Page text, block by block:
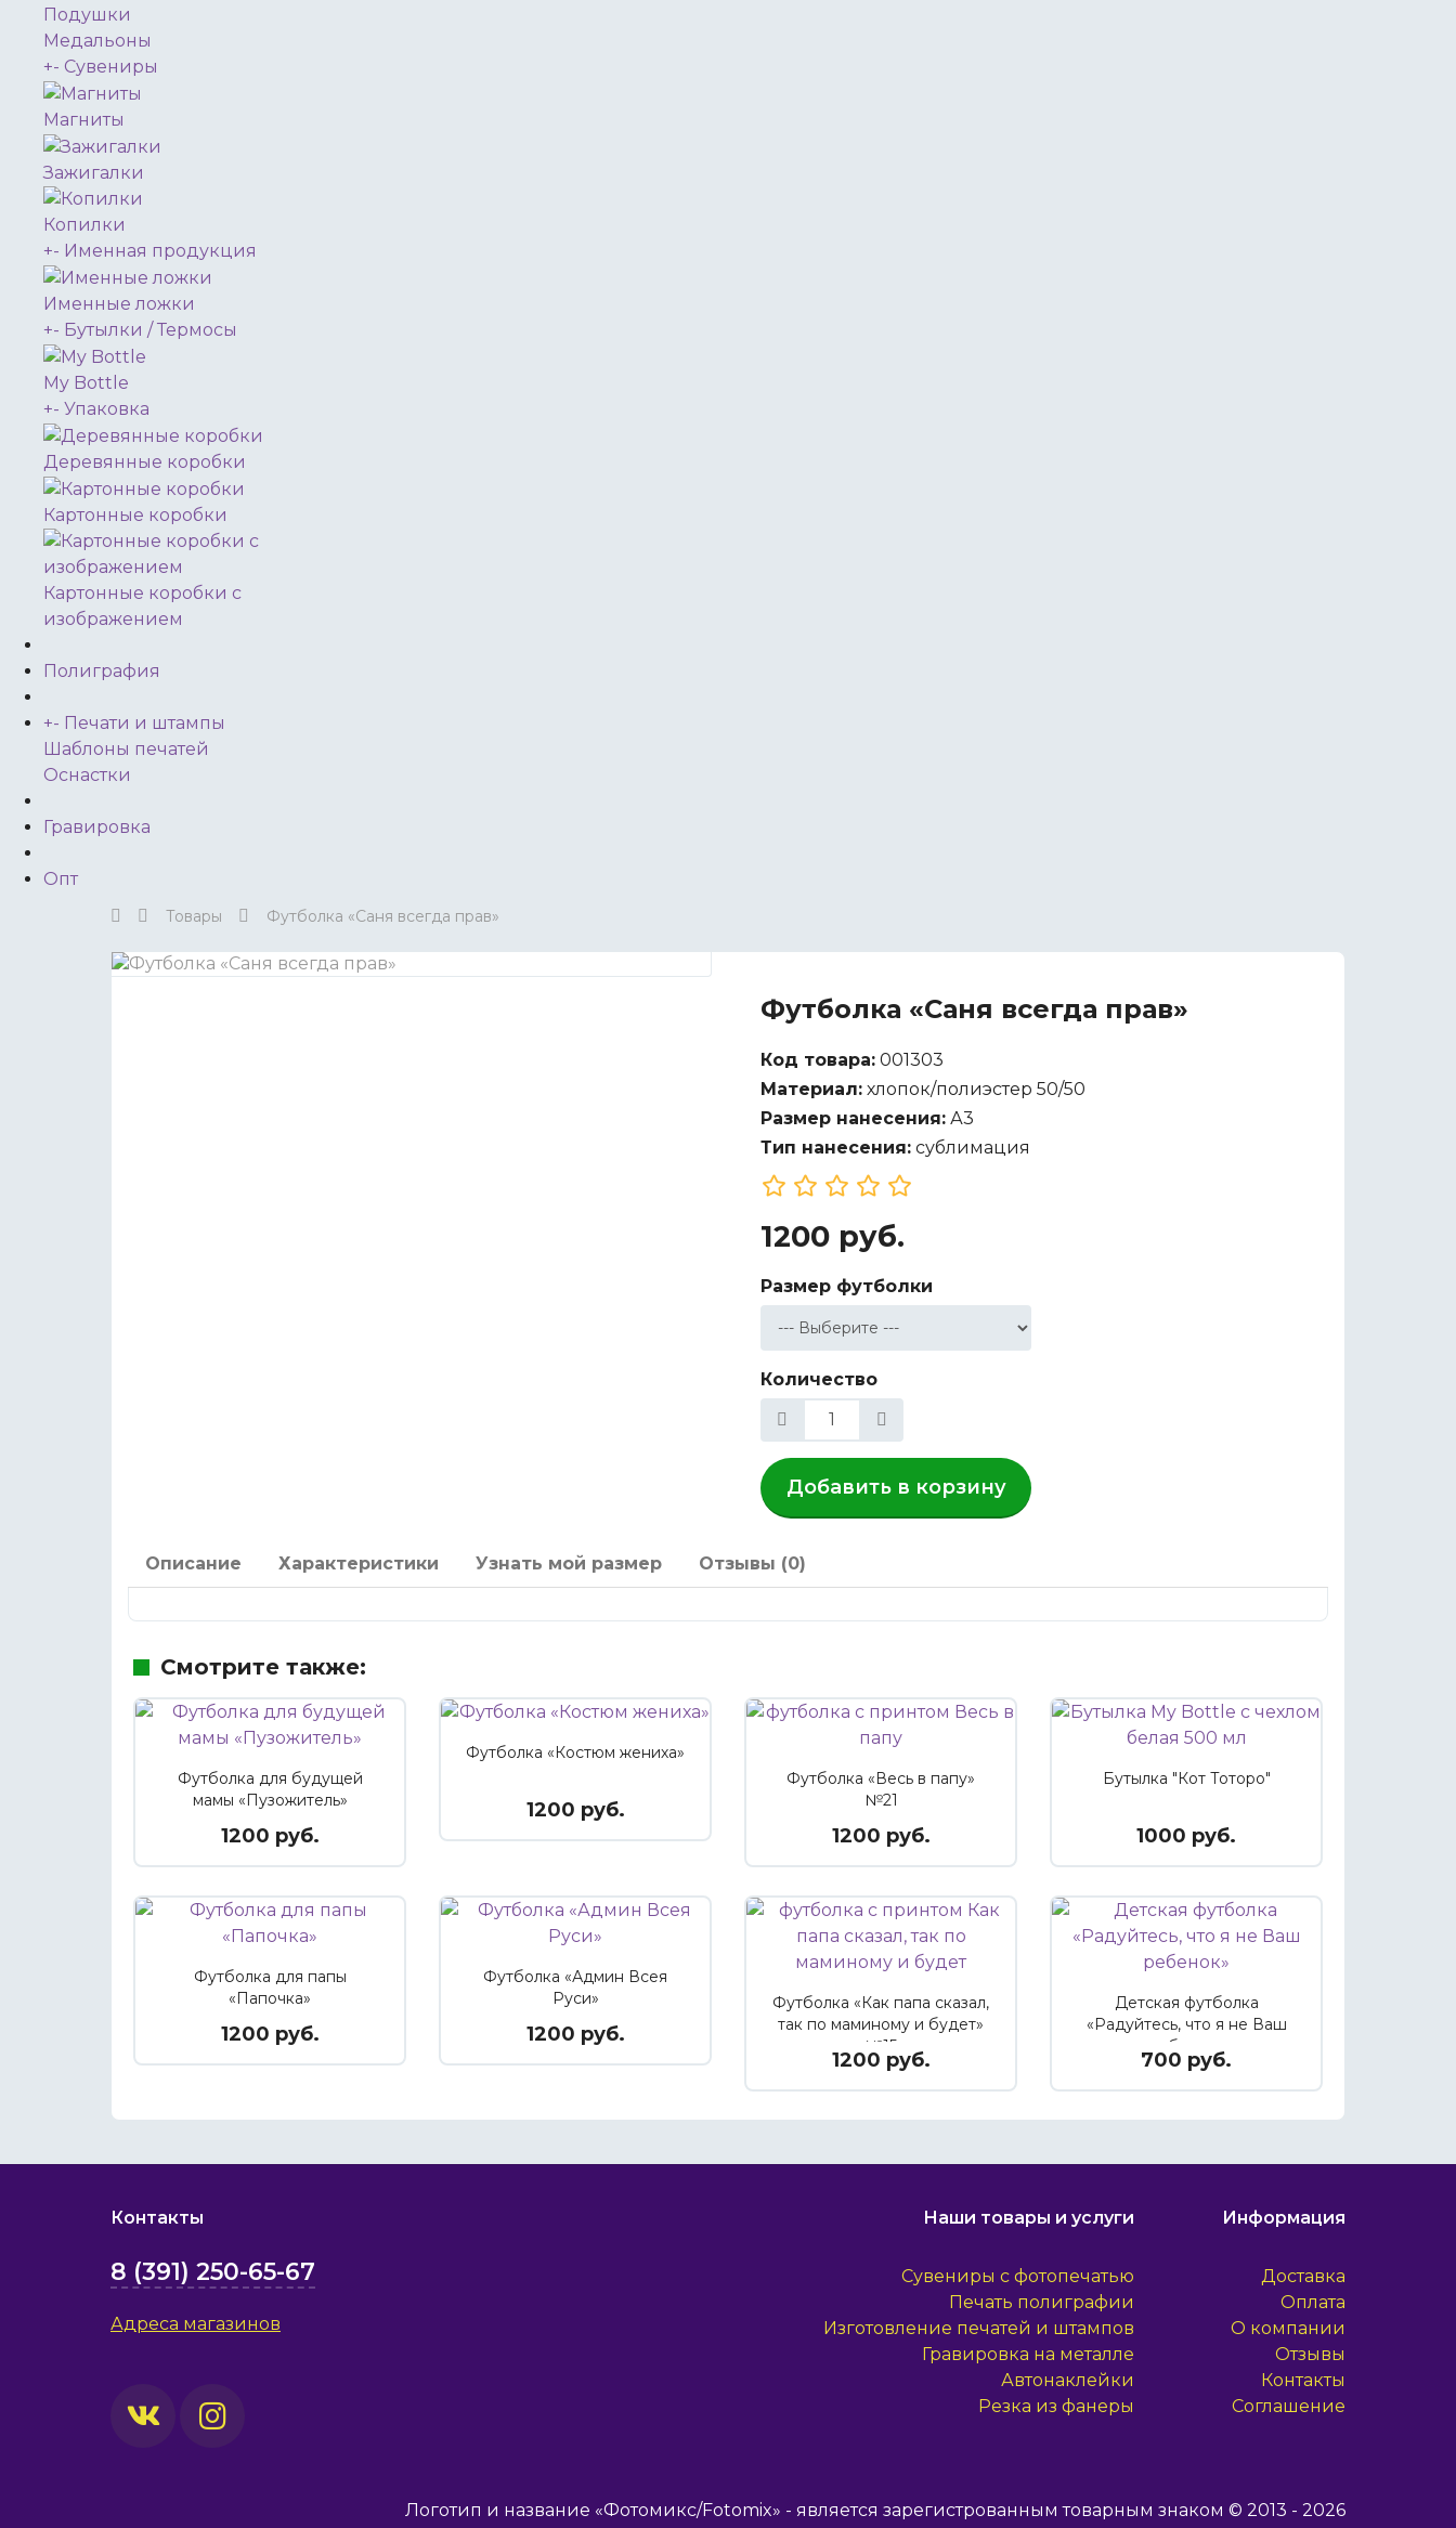
Подушки
Медальоны
+- Сувениры
Магниты
Зажигалки
Копилки
+- Именная продукция
Именные ложки
+- Бутылки / Термосы
My Bottle
+- Упаковка
Деревянные коробки
Картонные коробки
Картонные коробки с
изображением
Полиграфия
+- Печати и штампы
Шаблоны печатей
Оснастки
Гравировка
Опт
Товары Футболка «Саня всегда прав»
Футболка «Саня всегда прав»
Код товара: 001303
Материал: хлопок/полиэстер 50/50
Размер нанесения: А3
Тип нанесения: сублимация
1200 руб.
Размер футболки
Количество
Добавить в корзину
Описание Характеристики Узнать мой размер Отзывы (0)
Смотрите также:
Футболка для будущей
мамы «Пузожитель»
1200 руб.
Футболка «Костюм жениха»
1200 руб.
Футболка «Весь в папу»
№21
1200 руб.
Бутылка "Кот Тоторо"
1000 руб.
Футболка для папы
«Папочка»
1200 руб.
Футболка «Админ Всея
Руси»
1200 руб.
Футболка «Как папа сказал,
так по маминому и будет»
№15
1200 руб.
Детская футболка
«Радуйтесь, что я не Ваш
ребенок»
700 руб.
Контакты
8 (391) 250-65-67
Адреса магазинов
Наши товары и услуги
Сувениры с фотопечатью
Печать полиграфии
Изготовление печатей и штампов
Гравировка на металле
Автонаклейки
Резка из фанеры
Информация
Доставка
Оплата
О компании
Отзывы
Контакты
Соглашение
Логотип и название «Фотомикс/Fotomix» - является зарегистрованным товарным знаком © 2013 - 2026